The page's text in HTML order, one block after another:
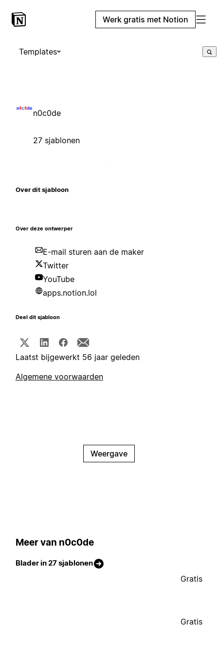
Werk gratis met Notion
Templates
n0c0de
27 sjablonen
Over dit sjabloon
Over deze ontwerper
E-mail sturen aan de maker
Twitter
YouTube
apps.notion.lol
Deel dit sjabloon
Laatst bijgewerkt 56 jaar geleden
Algemene voorwaarden
Weergave
Meer van n0c0de
Blader in 27 sjablonen
Gratis
Gratis